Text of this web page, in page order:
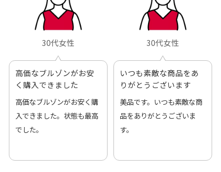
30代女性
高価なブルゾンがお安
く購入できました
高価なブルゾンがお安く購
入できました。状態も最高
でした。
30代女性
いつも素敵な商品をあ
りがとうございます
美品です。いつも素敵な商
品をありがとうございま
す。